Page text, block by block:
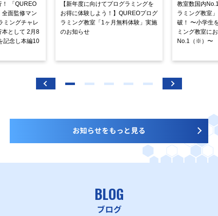
！ 「QUREO
面監修マン
ミングチャレ
本として 2月8
記念し本編10
【新年度に向けてプログラミングを
お得に体験しよう！】QUREOプログ
ラミング教室「1ヶ月無料体験」実施
のお知らせ
教室数国内
ラミング教室
破！ 〜小学生
ミング教室に
No.1（※）〜
お知らせをもっと見る
BLOG
ブログ